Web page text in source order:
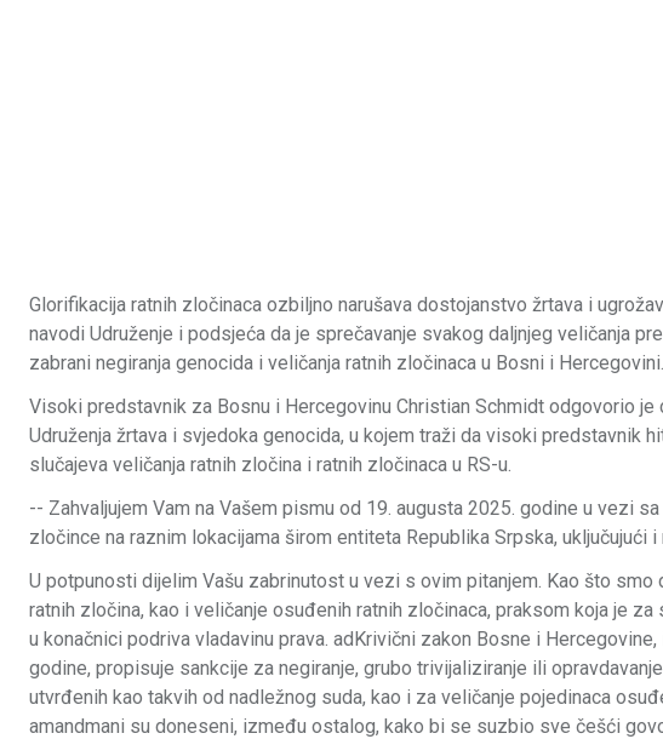
Glorifikacija ratnih zločinaca ozbiljno narušava dostojanstvo žrtava i
navodi Udruženje i podsjeća da je sprečavanje svakog daljnjeg veličanja
zabrani negiranja genocida i veličanja ratnih zločinaca u Bosni i Hercegovini.
Visoki predstavnik za Bosnu i Hercegovinu Christian Schmidt odgovorio
Udruženja žrtava i svjedoka genocida, u kojem traži da visoki predstavnik
slučajeva veličanja ratnih zločina i ratnih zločinaca u RS-u.
-- Zahvaljujem Vam na Vašem pismu od 19. augusta 2025. godine u vezi
zločince na raznim lokacijama širom entiteta Republika Srpska, uključujući i
U potpunosti dijelim Vašu zabrinutost u vezi s ovim pitanjem. Kao što
ratnih zločina, kao i veličanje osuđenih ratnih zločinaca, praksom koja je
u konačnici podriva vladavinu prava. adKrivični zakon Bosne i
godine, propisuje sankcije za negiranje, grubo trivijaliziranje ili
utvrđenih kao takvih od nadležnog suda, kao i za veličanje pojedinaca
amandmani su doneseni, između ostalog, kako bi se suzbio sve češći